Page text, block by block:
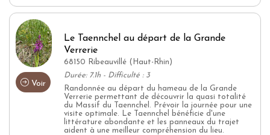
Voir
Le Taennchel au départ de la Grande
Verrerie
68150 Ribeauvillé (Haut-Rhin)
Durée: 7.1h - Difficulté : 3
Randonnée au départ du hameau de la Grande
Verrerie permettant de découvrir la quasi totalité
du Massif du Taennchel. Prévoir la journée pour une
visite optimale. Le Taennchel bénéficie d'une
littérature abondante et les panneaux du trajet
aident à une meilleur compréhension du lieu.